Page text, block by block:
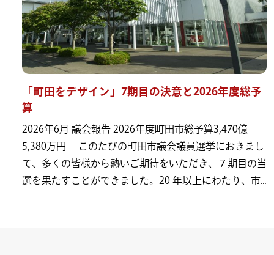
「町田をデザイン」7期目の決意と2026年度総予
算
2026年6月 議会報告 2026年度町田市総予算3,470億
5,380万円 このたびの町田市議会議員選挙におきまし
て、多くの皆様から熱いご期待をいただき、７期目の当
選を果たすことができました。20 年以上にわたり、市...